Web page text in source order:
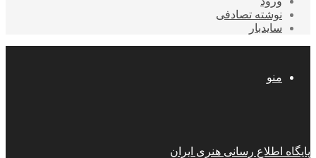
نوشته تصادفی
سایدبار
منو
پایگاه اطلاع رسانی هنری ایران